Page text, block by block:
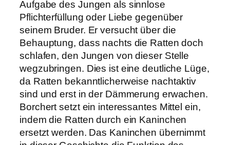
Aufgabe des Jungen als sinnlose
Pflichterfüllung oder Liebe gegenüber
seinem Bruder. Er versucht über die
Behauptung, dass nachts die Ratten doch
schlafen, den Jungen von dieser Stelle
wegzubringen. Dies ist eine deutliche Lüge,
da Ratten bekanntlicherweise nachtaktiv
sind und erst in der Dämmerung erwachen.
Borchert setzt ein interessantes Mittel ein,
indem die Ratten durch ein Kaninchen
ersetzt werden. Das Kaninchen übernimmt